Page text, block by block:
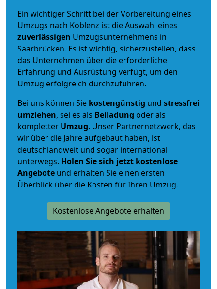
Ein wichtiger Schritt bei der Vorbereitung eines
Umzugs nach Koblenz ist die Auswahl eines
zuverlässigen Umzugsunternehmens in
Saarbrücken. Es ist wichtig, sicherzustellen, dass
das Unternehmen über die erforderliche
Erfahrung und Ausrüstung verfügt, um den
Umzug erfolgreich durchzuführen.
Bei uns können Sie kostengünstig und stressfrei
umziehen, sei es als Beiladung oder als
kompletter Umzug. Unser Partnernetzwerk, das
wir über die Jahre aufgebaut haben, ist
deutschlandweit und sogar international
unterwegs. Holen Sie sich jetzt kostenlose
Angebote und erhalten Sie einen ersten
Überblick über die Kosten für Ihren Umzug.
Kostenlose Angebote erhalten